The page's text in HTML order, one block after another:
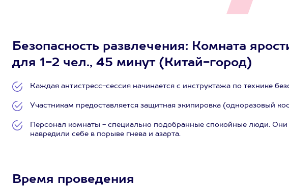
Безопасность развлечения: Комната
для 1-2 чел., 45 минут (Китай-город)
Каждая антистресс-сессия начинается с инструктажа по технике
Участникам предоставляется защитная экипировка (одноразовый
Персонал комнаты - специально подобранные спокойные люди. Они
навредили себе в порыве гнева и азарта.
Время проведения